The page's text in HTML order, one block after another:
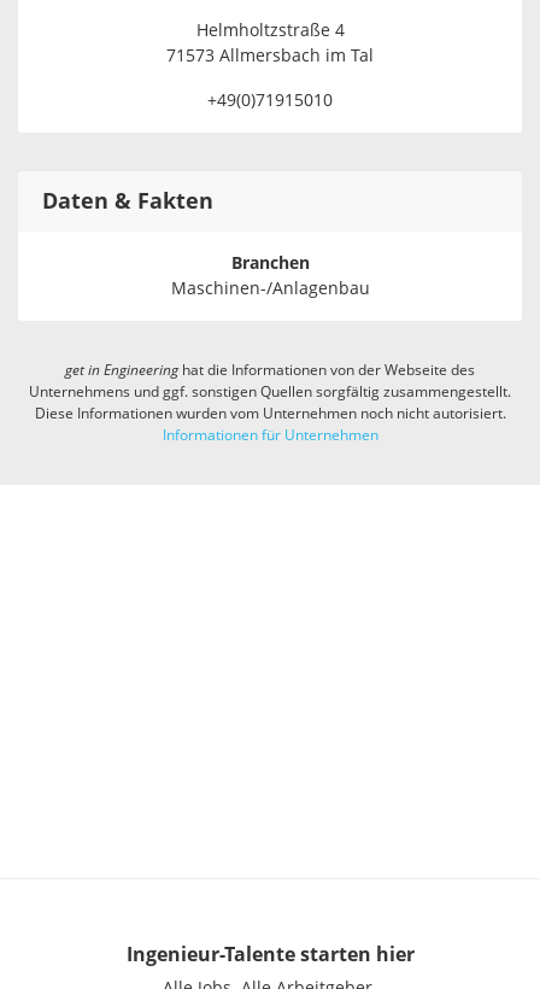
Helmholtzstraße 4
71573 Allmersbach im Tal
+49(0)71915010
Daten & Fakten
Branchen
Maschinen-/Anlagenbau
get in Engineeringhat die Informationen von der Webseite des
Unternehmens und ggf. sonstigen Quellen sorgfältig zusammengestellt.
Diese Informationen wurden vom Unternehmen noch nicht autorisiert.
Informationen für Unternehmen
Ingenieur-Talentestarten hier